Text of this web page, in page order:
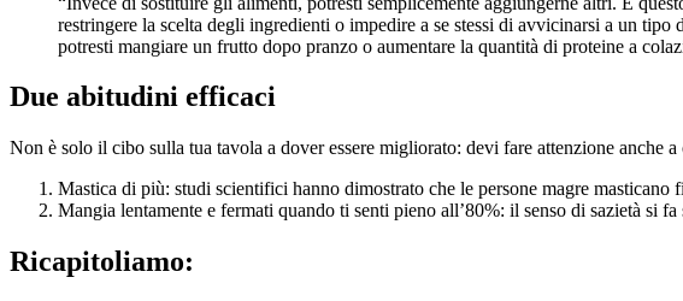
restringere la scelta degli ingredienti o impedire a se stessi di avvicinarsi a un
potresti mangiare un frutto dopo pranzo o aumentare la quantità di proteine a
Due abitudini efficaci
Non è solo il cibo sulla tua tavola a dover essere migliorato: devi fare attenzione anche
Mastica di più: studi scientifici hanno dimostrato che le persone magre masticano
Mangia lentamente e fermati quando ti senti pieno all’80%: il senso di sazietà si
Ricapitoliamo: